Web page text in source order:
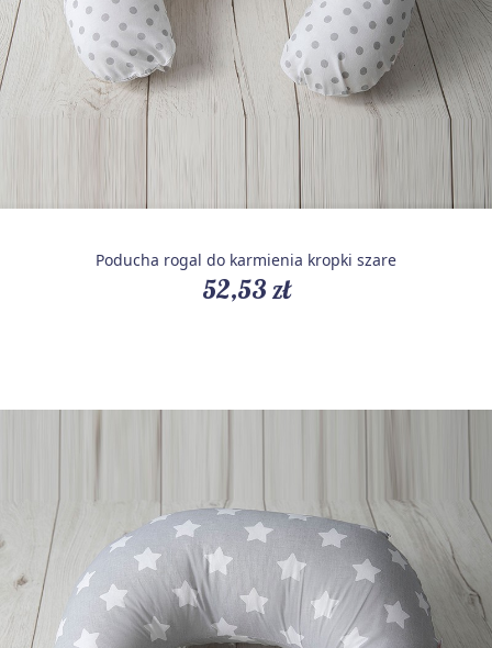
Poducha rogal do karmienia kropki szare
52,53 zł